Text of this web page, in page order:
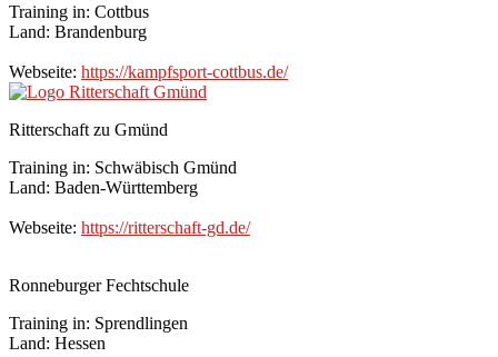
Training in: Cottbus
Land: Brandenburg
Webseite: https://kampfsport-cottbus.de/
Ritterschaft zu Gmünd
Training in: Schwäbisch Gmünd
Land: Baden-Württemberg
Webseite: https://ritterschaft-gd.de/
Ronneburger Fechtschule
Training in: Sprendlingen
Land: Hessen